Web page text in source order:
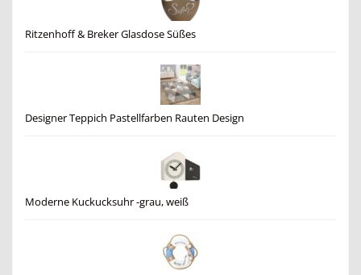
Ritzenhoff & Breker Glasdose Süßes
Designer Teppich Pastellfarben Rauten Design
Moderne Kuckucksuhr -grau, weiß